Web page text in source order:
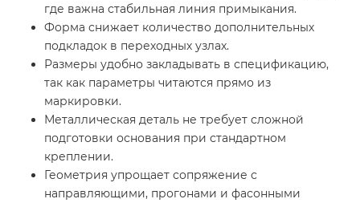
где важна стабильная линия примыкания.
Форма снижает количество дополнительных
подкладок в переходных узлах.
Размеры удобно закладывать в спецификацию,
так как параметры читаются прямо из
маркировки.
Металлическая деталь не требует сложной
подготовки основания при стандартном
креплении.
Геометрия упрощает сопряжение с
направляющими, прогонами и фасонными